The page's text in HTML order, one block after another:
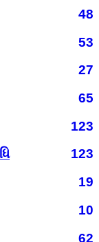
48
53
27
65
123
123
19
10
62